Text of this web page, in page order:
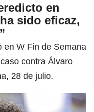
en
sido eficaz,
en W Fin de Semana
contra Álvaro
28 de julio.